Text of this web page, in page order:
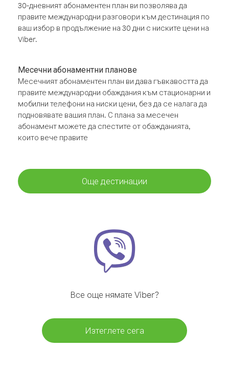
30-дневният абонаментен план ви позволява да
правите международни разговори към дестинация по
ваш избор в продължение на 30 дни с ниските цени на
Viber.
Месечни абонаментни планове
Месечният абонаментен план ви дава гъвкавостта да
правите международни обаждания към стационарни и
мобилни телефони на ниски цени, без да се налага да
подновявате вашия план. С плана за месечен
абонамент можете да спестите от обажданията,
които вече правите
Още дестинации
Все още нямате Viber?
Изтеглете сега